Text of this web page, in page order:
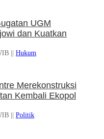
Sulistyo Jadi
||
Dibayar Rp 219
Narkotika
||Kriminal
UGM
dan Kuatkan
|| Hukum
Merekonstruksi
Kembali Ekopol
|| Politik